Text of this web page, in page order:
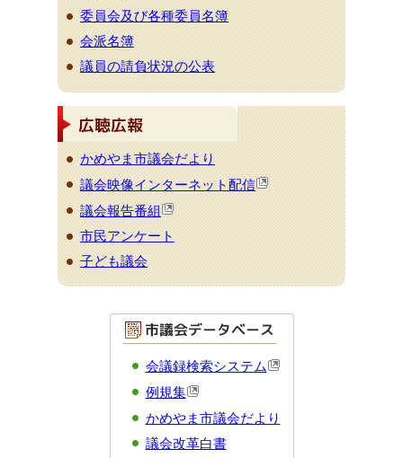
委員会及び各種委員名簿
会派名簿
議員の請負状況の公表
かめやま市議会だより
議会映像インターネット配信
議会報告番組
市民アンケート
子ども議会
会議録検索システム
例規集
かめやま市議会だより
議会改革白書